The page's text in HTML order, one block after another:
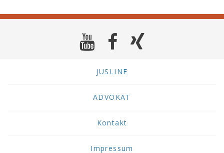
JUSLINE
ADVOKAT
Kontakt
Impressum